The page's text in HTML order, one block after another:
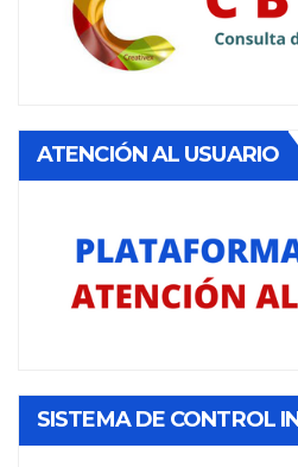
ATENCIÓN AL USUARIO
SISTEMA DE CONTROL